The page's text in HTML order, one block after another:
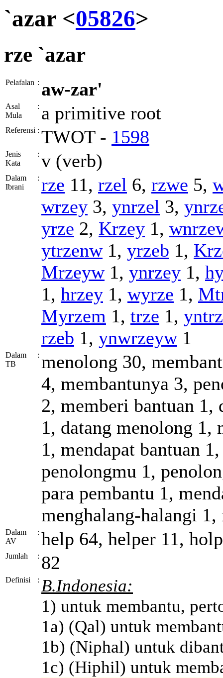
`azar <05826>
rze `azar
Pelafalan : aw-zar'
Asal
Mula
: a primitive root
Referensi : TWOT - 1598
Jenis
Kata
: v (verb)
Dalam
Ibrani
: rze 11, rzel 6, rzwe 5,
wrzey 3, ynrzel 3,
yrze 2, Krzey 1,
ytrzenw1, yrzeb 1,
Mrzeyw1, ynrzey 1,
1, hrzey 1, wyrze 1,
Myrzem 1, trze 1,
rzeb 1, ynwrzeyw1
Dalam
TB
: menolong 30,
4, membantunya 3,
2, memberi bantuan
1, datang menolong 1,
1, mendapat bantuan
penolongmu 1,
para pembantu 1,
menghalang-halangi
Dalam
AV
: help 64, helper 11,
Jumlah : 82
Definisi : B.Indonesia:
1) untuk membantu,
1a) (Qal) untuk
1b) (Niphal) untuk
1c) (Hiphil) untuk